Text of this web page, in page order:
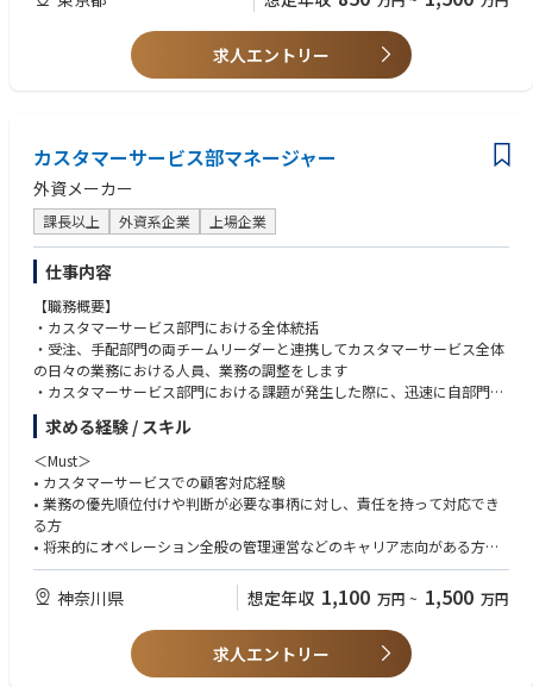
一般的な分析に留まることなく、より難易度の高い解析スキルとコンタク
トセンタープランナー経験におけるセンスを駆使し、業界でもトップクラ
スのワークフォースマネージメントチームを形成します。
年間で数百万件の有償コールを取り扱う国内最大規模のコンタクトセンタ
ーの運営計画、分析、ステークホルダーへの説明責任を担います。全国11
拠点を高効率で管理するために、常に如何にしてスケールする施策を展開
するか、施策を作成するためにどの様なデータが必要なのか、結果をどの
ように評価するかをクライアントおよび委託先各社とともに考えます。毎
週行われる社内レビューでは、成果や課題を的確に経営陣に報告する義務
があり、また必要な改善や投資等の提案を行う為の数的根拠をしっかりと
示すことが求められ、経営判断に貢献できます。
▢職務内容
・加入者や利用率、コールリーズンなど、トレンドに基づく、長期／短期
での問合せ数予測モデルの構築
・予測と実績のギャップ分析及びギャップを縮小させる為の継続的な予測
モデル改善
・オペレーションの生産性関連KPIの整備、分析・コール予測、生産性デ
ータに基づく最適な人材配置メカニズムの構築
・コール予測に基づく必要人員増減数の算出及びファイナンス部門への事
前共有
・コンタクトセンターのキャパシティー及びリソースのプランニング
・チームマネジメント（人数3名）
・ワークフォースアナリストの育成、スキル開発
の基となる計画立案の経験
▢スキル・経験としてあれば尚可
・コールセンター技術に精通している
求人エントリー
カスタマーサービス部マネージャー
外資メーカー
課長以上 外資系企業 上場企業
仕事内容
【職務概要】
・カスタマーサービス部門における全体統括
・受注、手配部門の両チームリーダーと連携してカスタマーサービス全体
の日々の業務における人員、業務の調整をします
・カスタマーサービス部門における課題が発生した際に、迅速に自部門、
他部門と連携をとり課題を理解し、対応を検討し、必要に応じて社内のス
テークホルダー（営業、マーケティング部門）への説明、対応策の実行を
します
・3PLに委託している業務を理解し、3PLのリーダーと連携し、適正人員
を確保、自部門のメンバーと協働して委託業務の課題を抽出し、受注業務
全体の人物金の適正化を図ります
・コマーシャルオペレーション部門におけるKPIを理解し、コマーシャル
・ESPオペレーションの管理・運営をリードします
【主な職務・役割】
・カスタマーサービス部門の全体統括
・コマーシャルオペレーション部、ZB全体の改善活動、コマーシャルオペ
求める経験 / スキル
＜Must＞
• カスタマーサービスでの顧客対応経験
• 業務の優先順位付けや判断が必要な事柄に対し、責任を持って対応でき
る方
• 将来的にオペレーション全般の管理運営などのキャリア志向がある方
• 実務でSAP、Oracleのモジュールを使った経験がある方
• 英語にてグローバルの関係者とコミュニケーションを取りプロジェクト
を遂行できる方
• 大卒以上（ビジネス・ロジスティクス・システム関連分野尚可）
• 医療機器業界経験、特に貸出ビジネスの知識がある方
神奈川県 想定年収 1,100 万円 ~ 1,500 万円
求人エントリー